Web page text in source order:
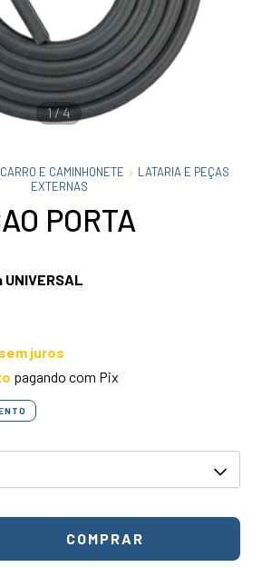
1/4
E CAMINHONETE
LATARIA E PEÇAS
EXTERNAS
PORTA
sem juros
pagando com Pix